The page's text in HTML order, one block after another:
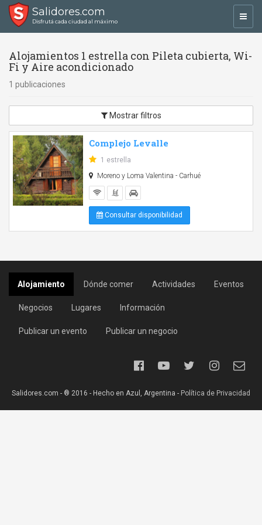
Salidores.com
Disfrutá cada ciudad al máximo
Alojamientos 1 estrella con Pileta cubierta, Wi-
Fi y Aire acondicionado
1 publicaciones
Mostrar filtros
Complejo Levalle
1 estrella
Moreno y Loma Valentina - Carhué
Consultar disponibilidad
Alojamiento Dónde comer Actividades Eventos
Negocios Lugares Información
Publicar un evento Publicar un negocio
Salidores.com - ® 2016 - Hecho en Azul, Argentina - Política de Privacidad